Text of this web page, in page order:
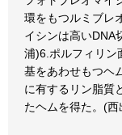
環をもつルミブレ
イシンは高いDNA
浦)6.ポルフィリン
基をあわせもつヘ
に有するリン脂質
たヘムを得た。(西